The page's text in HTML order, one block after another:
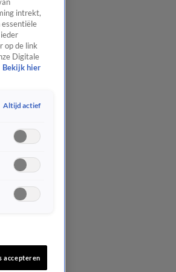
intrekt,
op de link
Digitale
Bekijk hier
Altijd actief
accepteren